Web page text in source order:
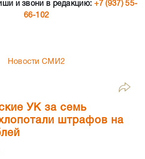
и звони в редакцию: +7 (937) 55-
66-102
Новости СМИ2
УК за семь
штрафов на